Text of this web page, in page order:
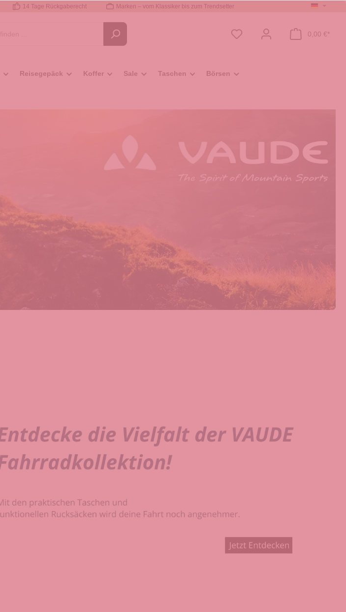
14 Tage Rückgaberecht Marken – vom Klassiker bis zum Trendsetter
0,00 €*
Reisegepäck Koffer Sale Taschen Börsen